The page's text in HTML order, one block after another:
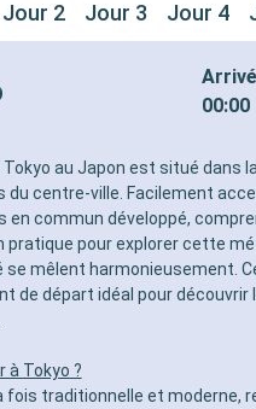
Jour 2 Jour 3 Jour 4
00:00
au Japon est situé dans
du centre-ville. Facilement
en commun développé,
pratique pour explorer cette
mêlent harmonieusement.
de départ idéal pour
à Tokyo ?
fois traditionnelle et moderne,